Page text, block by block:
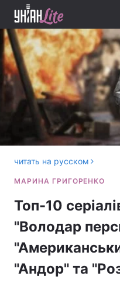
читать на русском
Топ-10
"Володар
"Андор" та